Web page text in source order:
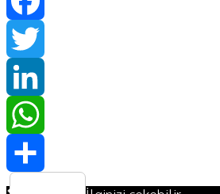
Facebook
Twitter
LinkedIn
WhatsApp
Share